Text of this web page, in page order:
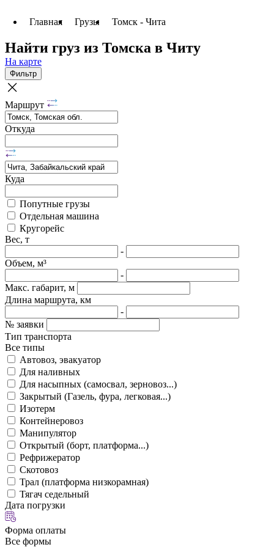
Главная Грузы Томск - Чита
Найти груз из Томска в Читу
На карте
Фильтр
Маршрут
Откуда
Куда
Попутные грузы
Отдельная машина
Кругорейс
Вес, т
-
Объем, м³
-
Макс. габарит, м
Длина маршрута, км
-
№ заявки
Тип транспорта
Все типы
Автовоз, эвакуатор
Для наливных
Для насыпных (самосвал, зерновоз...)
Закрытый (Газель, фура, легковая...)
Изотерм
Контейнеровоз
Манипулятор
Открытый (борт, платформа...)
Рефрижератор
Скотовоз
Трал (платформа низкорамная)
Тягач седельный
Дата погрузки
Форма оплаты
Все формы